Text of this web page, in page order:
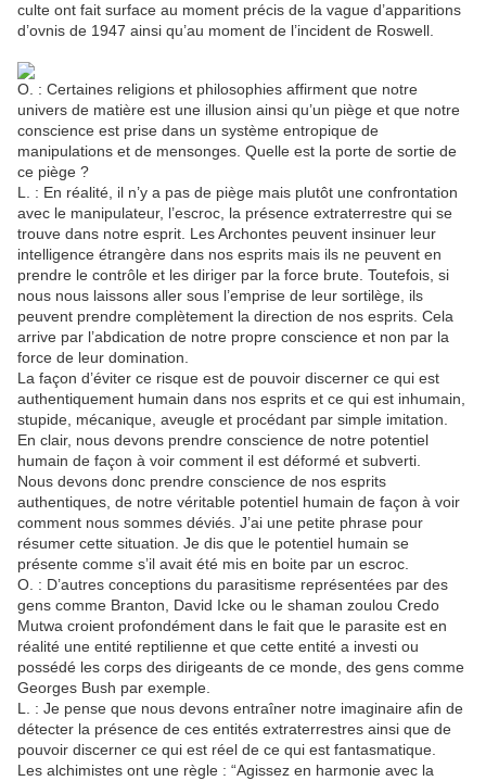
culte ont fait surface au moment précis de la vague d’apparitions
d’ovnis de 1947 ainsi qu’au moment de l’incident de Roswell.
O. : Certaines religions et philosophies affirment que notre
univers de matière est une illusion ainsi qu’un piège et que notre
conscience est prise dans un système entropique de
manipulations et de mensonges. Quelle est la porte de sortie de
ce piège ?
L. : En réalité, il n’y a pas de piège mais plutôt une confrontation
avec le manipulateur, l’escroc, la présence extraterrestre qui se
trouve dans notre esprit. Les Archontes peuvent insinuer leur
intelligence étrangère dans nos esprits mais ils ne peuvent en
prendre le contrôle et les diriger par la force brute. Toutefois, si
nous nous laissons aller sous l’emprise de leur sortilège, ils
peuvent prendre complètement la direction de nos esprits. Cela
arrive par l’abdication de notre propre conscience et non par la
force de leur domination.
La façon d’éviter ce risque est de pouvoir discerner ce qui est
authentiquement humain dans nos esprits et ce qui est inhumain,
stupide, mécanique, aveugle et procédant par simple imitation.
En clair, nous devons prendre conscience de notre potentiel
humain de façon à voir comment il est déformé et subverti.
Nous devons donc prendre conscience de nos esprits
authentiques, de notre véritable potentiel humain de façon à voir
comment nous sommes déviés. J’ai une petite phrase pour
résumer cette situation. Je dis que le potentiel humain se
présente comme s’il avait été mis en boite par un escroc.
O. : D’autres conceptions du parasitisme représentées par des
gens comme Branton, David Icke ou le shaman zoulou Credo
Mutwa croient profondément dans le fait que le parasite est en
réalité une entité reptilienne et que cette entité a investi ou
possédé les corps des dirigeants de ce monde, des gens comme
Georges Bush par exemple.
L. : Je pense que nous devons entraîner notre imaginaire afin de
détecter la présence de ces entités extraterrestres ainsi que de
pouvoir discerner ce qui est réel de ce qui est fantasmatique.
Les alchimistes ont une règle : “Agissez en harmonie avec la